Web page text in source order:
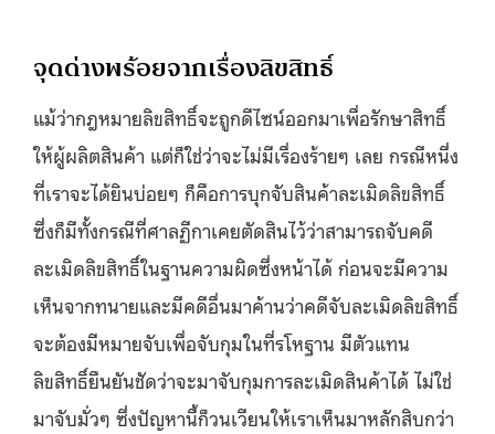
จุดด่างพร้อยจากเรื่องลิขสิทธิ์
แม้ว่ากฎหมายลิขสิทธิ์จะถูกดีไซน์ออกมาเพื่อรักษาสิทธิ์
ให้ผู้ผลิตสินค้า แต่ก็ใช่ว่าจะไม่มีเรื่องร้ายๆ เลย กรณีหนึ่ง
ที่เราจะได้ยินบ่อยๆ ก็คือการบุกจับสินค้าละเมิดลิขสิทธิ์
ซึ่งก็มีทั้งกรณีที่ศาลฏีกาเคยตัดสินไว้ว่าสามารถจับคดี
ละเมิดลิขสิทธิ์ในฐานความผิดซึ่งหน้าได้ ก่อนจะมีความ
เห็นจากทนายและมีคดีอื่นมาค้านว่าคดีจับละเมิดลิขสิทธิ์
จะต้องมีหมายจับเพื่อจับกุมในที่รโหฐาน มีตัวแทน
ลิขสิทธิ์ยืนยันชัดว่าจะมาจับกุมการละเมิดสินค้าได้ ไม่ใช่
มาจับมั่วๆ ซึ่งปัญหานี้ก็วนเวียนให้เราเห็นมาหลักสิบกว่า